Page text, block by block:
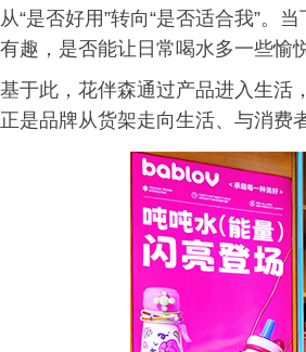
从“是否好用”转向“是否适合我”
有趣，是否能让日常喝水多一些愉
基于此，花伴森通过产品进入生活
正是品牌从货架走向生活、与消费